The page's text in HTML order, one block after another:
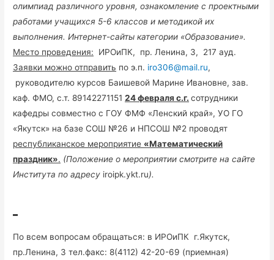
олимпиад различного уровня, ознакомление с проектными
работами учащихся 5-6 классов и методикой их
выполнения. Интернет-сайты категории «Образование».
Место проведения: ИРОиПК, пр. Ленина, 3, 217 ауд.
Заявки можно отправить по э.п. iro306@mail.ru,
руководителю курсов Баишевой Марине Ивановне, зав.
каф. ФМО, с.т. 8914227115124 февраля с.г. сотрудники
кафедры совместно с ГОУ ФМФ «Ленский край», УО ГО
«Якутск» на базе СОШ №26 и НПСОШ №2 проводят
республиканское мероприятие «Математический
праздник». (Положение о мероприятии смотрите на сайте
Института по адресу iroipk.ykt.ru).
По всем вопросам обращаться: в ИРОиПК г.Якутск,
пр.Ленина, 3 тел.факс: 8(4112) 42-20-69 (приемная)